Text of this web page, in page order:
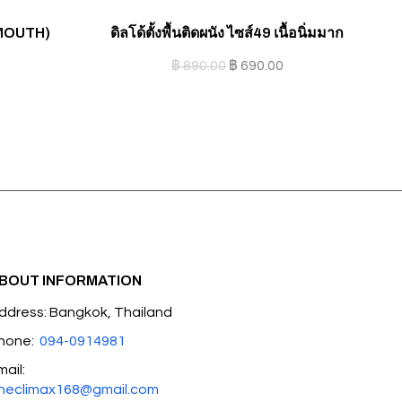
ดิลโด้ตั้งพื้นติดผนัง ไซส์49 เนื้อนิ่มมาก
฿890.00 ฿ 690.00
INFORMATION
Bangkok, Thailand
094-0914981